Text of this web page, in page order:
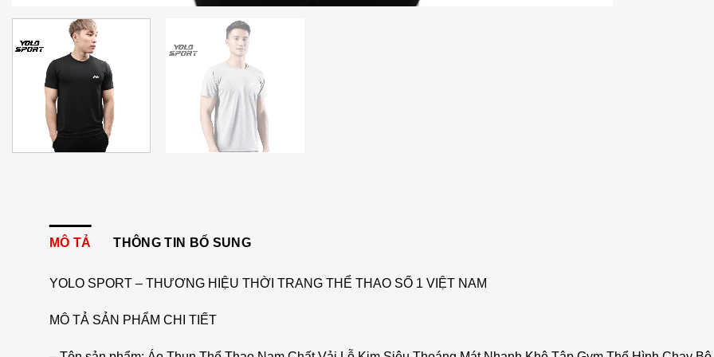
MÔ TẢ THÔNG TIN BỔ SUNG
YOLO SPORT – THƯƠNG HIỆU THỜI TRANG THỂ THAO SỐ 1 VIỆT NAM
MÔ TẢ SẢN PHẨM CHI TIẾT